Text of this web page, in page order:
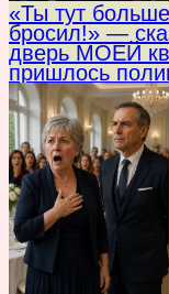
«Ты тут
бросил!» —
дверь МОЕЙ
пришлось